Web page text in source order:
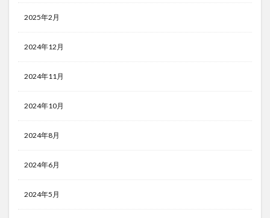
2025年2月
2024年12月
2024年11月
2024年10月
2024年8月
2024年6月
2024年5月